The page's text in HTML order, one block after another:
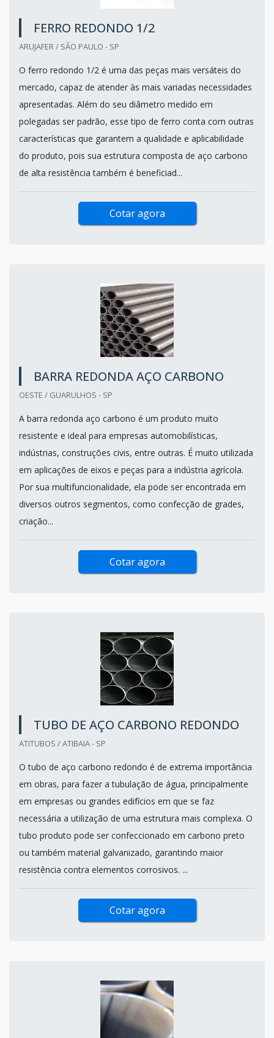
FERRO REDONDO 1/2
ARUJAFER / SÃO PAULO - SP
O ferro redondo 1/2 é uma das peças mais versáteis do
mercado, capaz de atender às mais variadas necessidades
apresentadas. Além do seu diâmetro medido em
polegadas ser padrão, esse tipo de ferro conta com outras
características que garantem a qualidade e aplicabilidade
do produto, pois sua estrutura composta de aço carbono
de alta resistência também é beneficiad...
Cotar agora
BARRA REDONDA AÇO CARBONO
OESTE / GUARULHOS - SP
A barra redonda aço carbono é um produto muito
resistente e ideal para empresas automobilísticas,
indústrias, construções civis, entre outras. É muito utilizada
em aplicações de eixos e peças para a indústria agrícola.
Por sua multifuncionalidade, ela pode ser encontrada em
diversos outros segmentos, como confecção de grades,
criação...
Cotar agora
TUBO DE AÇO CARBONO REDONDO
ATITUBOS / ATIBAIA - SP
O tubo de aço carbono redondo é de extrema importância
em obras, para fazer a tubulação de água, principalmente
em empresas ou grandes edifícios em que se faz
necessária a utilização de uma estrutura mais complexa. O
tubo produto pode ser confeccionado em carbono preto
ou também material galvanizado, garantindo maior
resistência contra elementos corrosivos. ...
Cotar agora